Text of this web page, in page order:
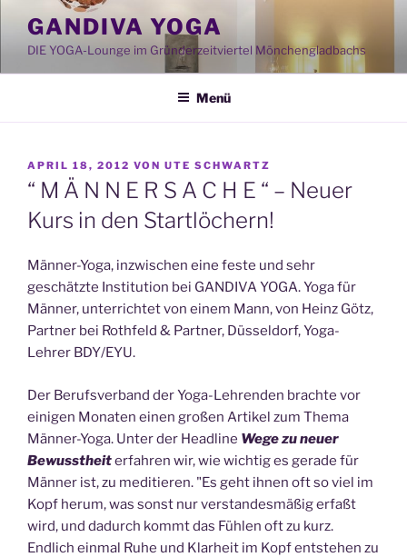
Inhalt
springen
GANDIVA YOGA
DIE YOGA-Lounge im Gründerzeitviertel Mönchengladbachs
Menü
VERÖFFENTLICHT
AM
APRIL 18, 2012 VON UTE SCHWARTZ
“ M Ä N N E R S A C H E “ – Neuer
Kurs in den Startlöchern!
Männer-Yoga, inzwischen eine feste und sehr
geschätzte Institution bei GANDIVA YOGA. Yoga für
Männer, unterrichtet von einem Mann, von Heinz Götz,
Partner bei Rothfeld & Partner, Düsseldorf, Yoga-
Lehrer BDY/EYU.
Der Berufsverband der Yoga-Lehrenden brachte vor
einigen Monaten einen großen Artikel zum Thema
Männer-Yoga. Unter der Headline Wege zu neuer
Bewusstheiterfahren wir, wie wichtig es gerade für
Männer ist, zu meditieren. "Es geht ihnen oft so viel im
Kopf herum, was sonst nur verstandesmäßig erfaßt
wird, und dadurch kommt das Fühlen oft zu kurz.
Endlich einmal Ruhe und Klarheit im Kopf entstehen zu